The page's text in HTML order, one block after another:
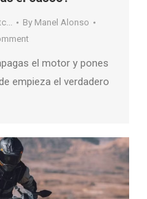
By Manel Alonso
el motor y pones
empieza el verdadero